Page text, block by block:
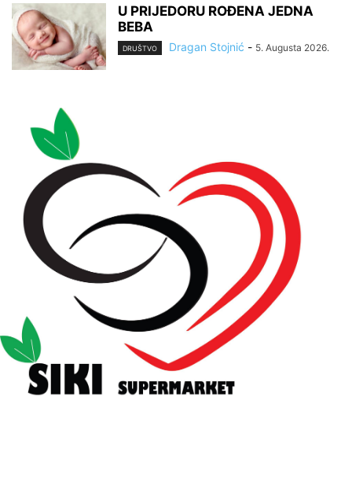
U PRIJEDORU ROĐENA JEDNA
BEBA
DRUŠTVO Dragan Stojnić - 5. Augusta 2026.